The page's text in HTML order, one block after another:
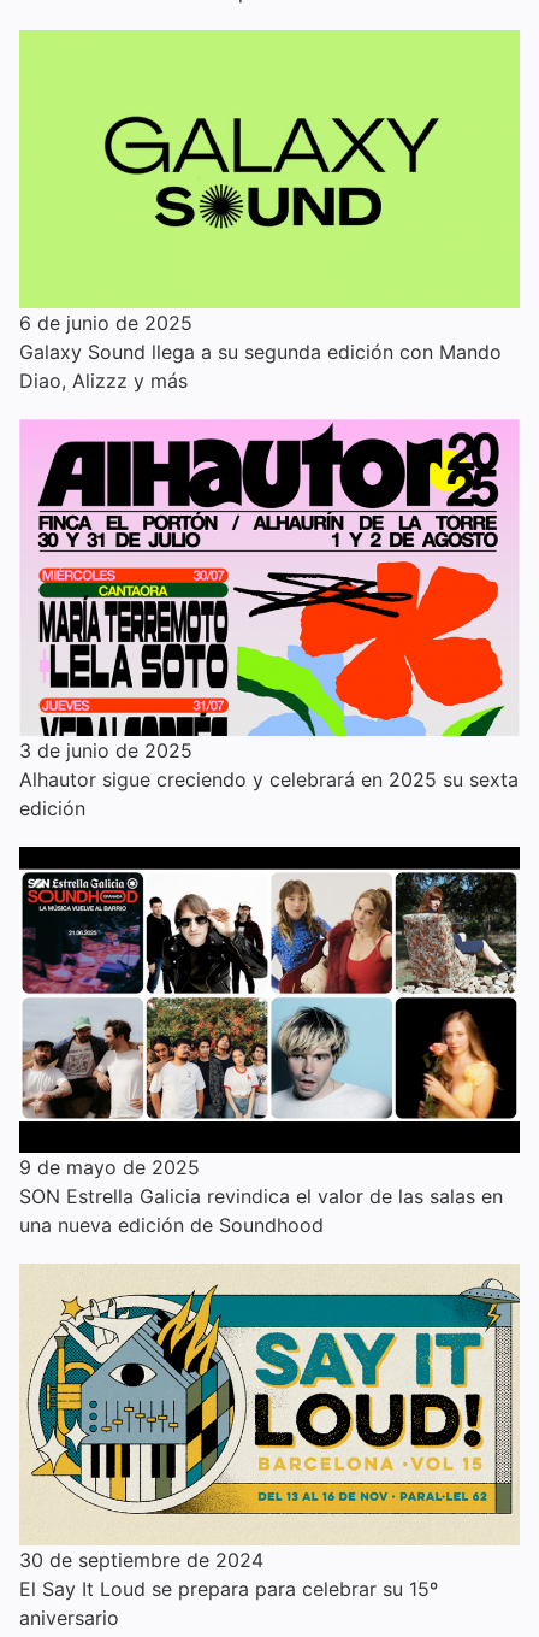
6 de junio de 2025
Galaxy Sound llega a su segunda edición con Mando
Diao, Alizzz y más
3 de junio de 2025
Alhautor sigue creciendo y celebrará en 2025 su sexta
edición
9 de mayo de 2025
SON Estrella Galicia revindica el valor de las salas en
una nueva edición de Soundhood
30 de septiembre de 2024
El Say It Loud se prepara para celebrar su 15º
aniversario